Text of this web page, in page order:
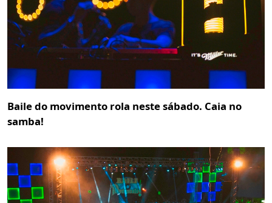
Baile do movimento rola neste sábado. Caia no
samba!